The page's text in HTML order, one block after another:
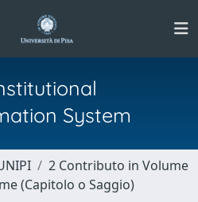
System
2 Contributo in Volume
(Capitolo o Saggio)